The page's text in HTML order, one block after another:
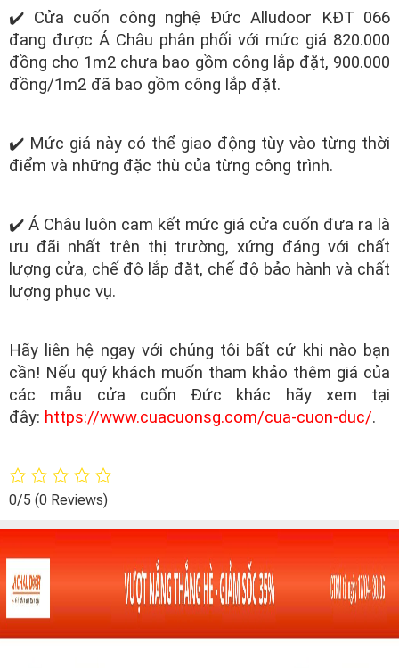
✔️ Cửa cuốn công nghệ Đức Alludoor KĐT 066
đang được Á Châu phân phối với mức giá 820.000
đồng cho 1m2 chưa bao gồm công lắp đặt, 900.000
đồng/1m2 đã bao gồm công lắp đặt.
✔️ Mức giá này có thể giao động tùy vào từng thời
điểm và những đặc thù của từng công trình.
✔️ Á Châu luôn cam kết mức giá cửa cuốn đưa ra là
ưu đãi nhất trên thị trường, xứng đáng với chất
lượng cửa, chế độ lắp đặt, chế độ bảo hành và chất
lượng phục vụ.
Hãy liên hệ ngay với chúng tôi bất cứ khi nào bạn
cần! Nếu quý khách muốn tham khảo thêm giá của
các mẫu cửa cuốn Đức khác hãy xem tại
đây: https://www.cuacuonsg.com/cua-cuon-duc/.
0/5 (0 Reviews)